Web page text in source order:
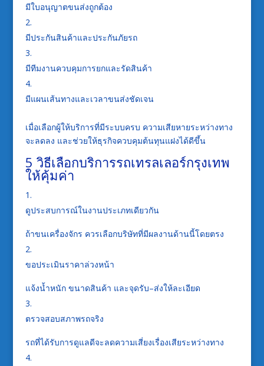
มีใบอนุญาตขนส่งถูกต้อง
มีประกันสินค้าและประกันภัยรถ
มีทีมงานควบคุมการยกและรัดสินค้า
มีแผนเส้นทางและเวลาขนส่งชัดเจน
เมื่อเลือกผู้ให้บริการที่มีระบบครบ ความเสียหายระหว่างทาง
จะลดลง และช่วยให้ธุรกิจควบคุมต้นทุนแฝงได้ดีขึ้น
5 วิธีเลือกบริการรถเทรลเลอร์กรุงเทพ
ให้คุ้มค่า
ดูประสบการณ์ในงานประเภทเดียวกัน
ถ้าขนเครื่องจักร ควรเลือกบริษัทที่มีผลงานด้านนี้โดยตรง
ขอประเมินราคาล่วงหน้า
แจ้งน้ำหนัก ขนาดสินค้า และจุดรับ–ส่งให้ละเอียด
ตรวจสอบสภาพรถจริง
รถที่ได้รับการดูแลดีจะลดความเสี่ยงเรื่องเสียระหว่างทาง